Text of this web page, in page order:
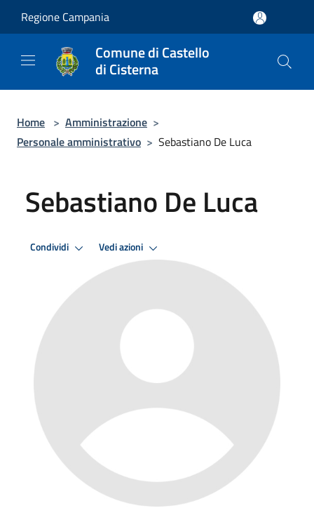
Regione Campania
Comune di Castello
di Cisterna
Home > Amministrazione >
Personale amministrativo > Sebastiano De Luca
Sebastiano De Luca
Condividi Vedi azioni